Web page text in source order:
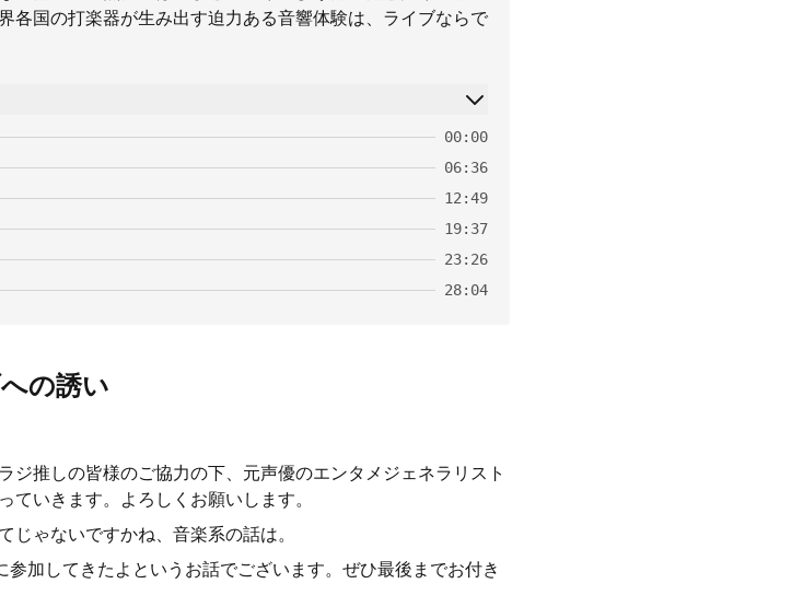
各国の打楽器が生み出す迫力ある音響体験は、ライブならで
00:00
06:36
12:49
19:37
23:26
28:04
の誘い
ジ推しの皆様のご協力の下、元声優のエンタメジェネラリスト
いきます。よろしくお願いします。
じゃないですかね、音楽系の話は。
加してきたよというお話でございます。ぜひ最後までお付き